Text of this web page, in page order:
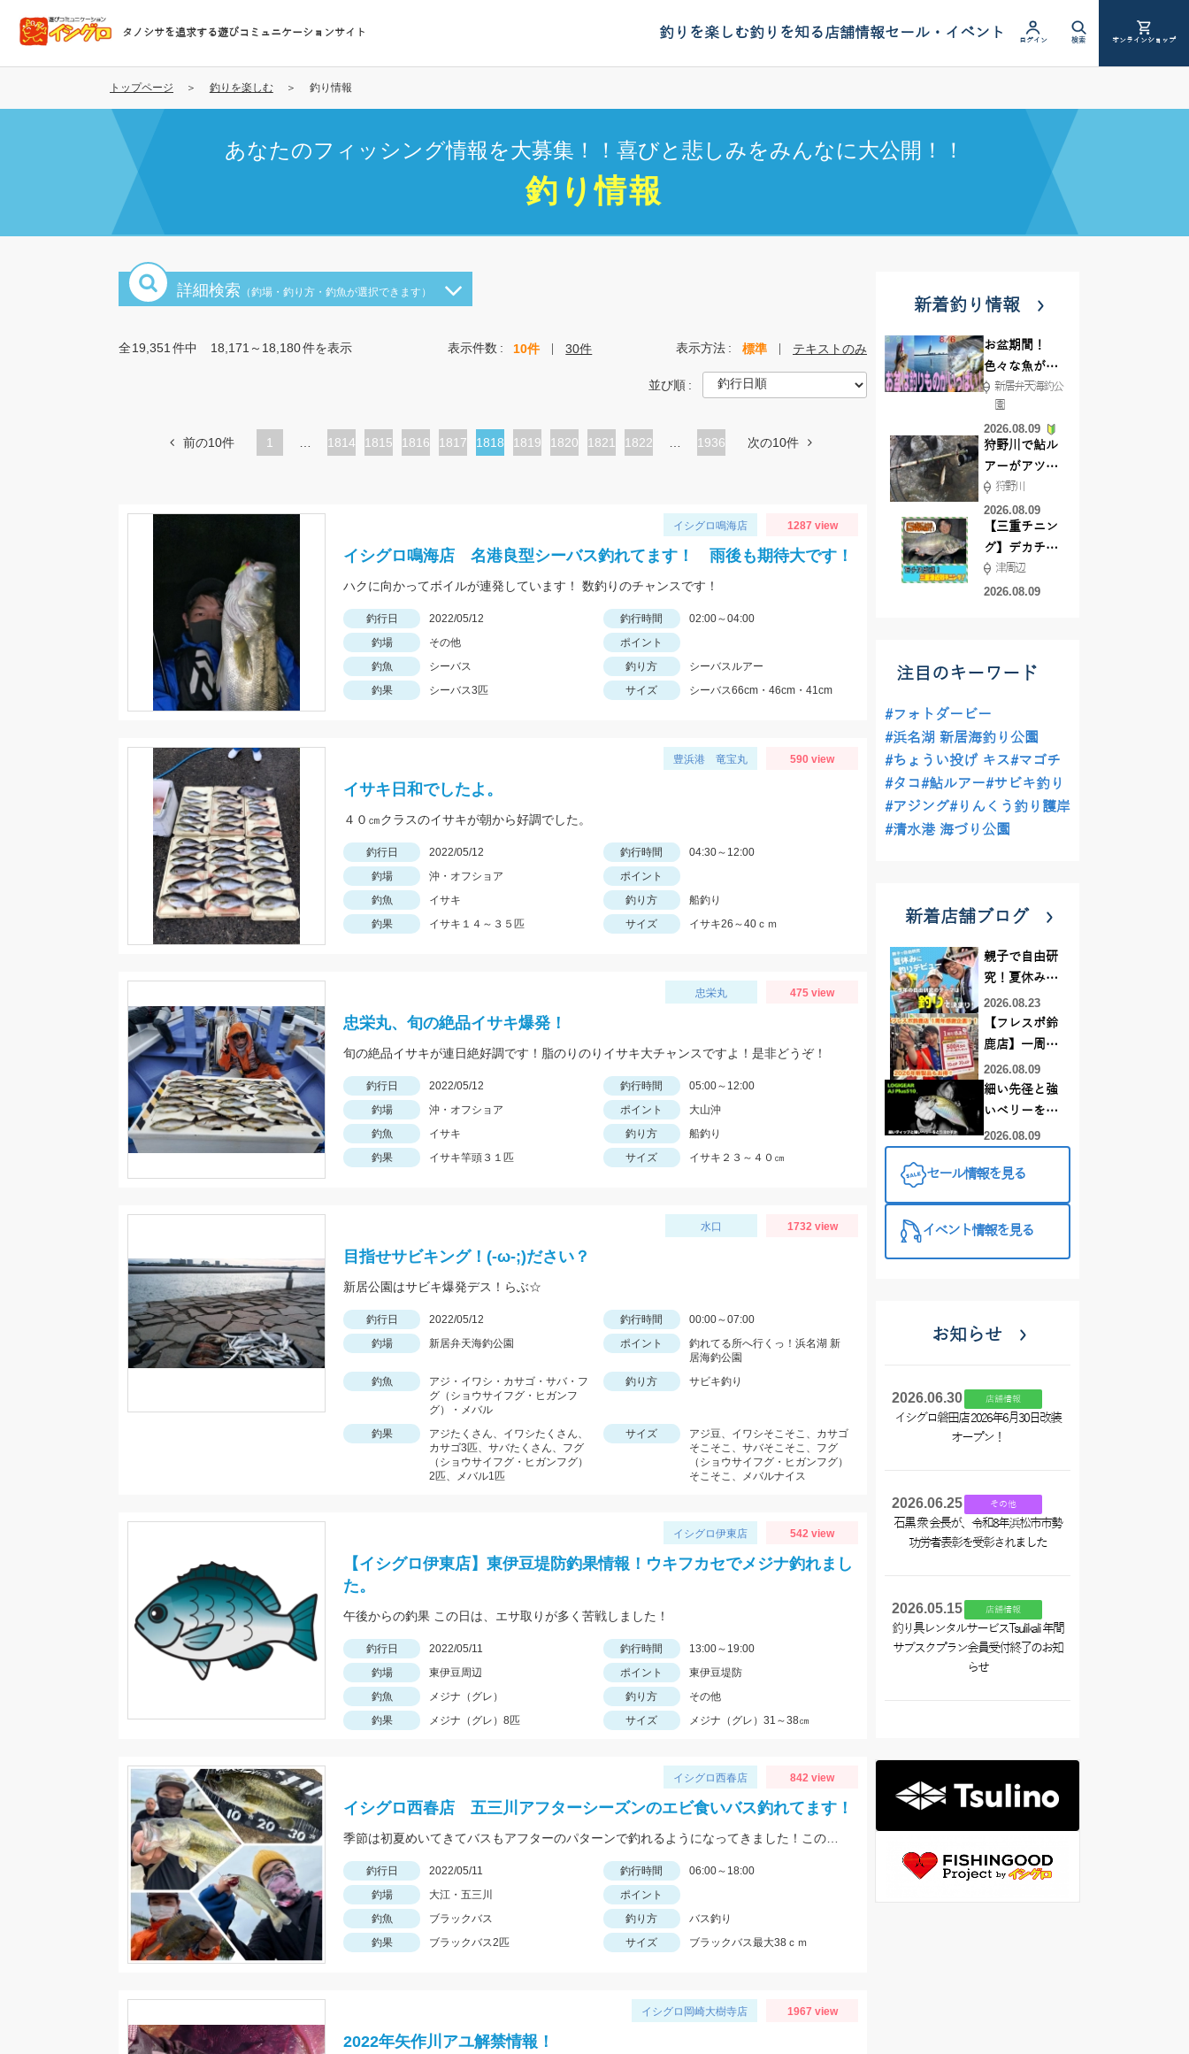
コ
テ
タノシサを追求する遊びコミュニケーションサイト 釣りを楽しむ釣りを知る店舗情報セール・イベント ログイン 検索 オンラインショップ
トップページ 釣りを楽しむ 釣り情報
あなたのフィッシング情報を大募集！！喜びと悲しみをみんなに大公開！！
釣り情報
詳細検索 （釣場・釣り方・釣魚が選択できます）
全19,351 件中 18,171～18,180件を表示 表示件数 10件 30件 表示方法 標準 テキストのみ
並び順
前の10件 1
ペ
1814
ペ
1815
ペ
1816
ペ
1817
カ
ペ
1818
ペ
1819
ペ
1820
ペ
1821
ペ
1822 1936 次の10件
イシグロ鳴海店 1287 view
イシグロ鳴海店 名港良型シーバス釣れてます！ 雨後も期待大です！
ハクに向かってボイルが連発しています！ 数釣りのチャンスです！
釣行日 2022/05/12 釣行時間
02:00～04:00
釣場
その他
ポイント
釣魚
シーバス 釣り方
シーバスルアー
釣果
シーバス3匹 サイズ シーバス66cm・46cm・41cm
豊浜港 竜宝丸 590 view
イサキ日和でしたよ。
４０㎝クラスのイサキが朝から好調でした。
釣行日 2022/05/12 釣行時間
04:30～12:00
釣場
沖・オフショア
ポイント
釣魚
イサキ 釣り方
船釣り
釣果
イサキ１４～３５匹 サイズ イサキ26～40ｃｍ
忠栄丸 475 view
忠栄丸、旬の絶品イサキ爆発！
旬の絶品イサキが連日絶好調です！脂のりのりイサキ大チャンスですよ！是非どうぞ！
釣行日 2022/05/12 釣行時間
05:00～12:00
釣場
沖・オフショア ポイント
大山沖
釣魚
イサキ 釣り方
船釣り
釣果
イサキ竿頭３１匹 サイズ イサキ２３～４０㎝
水口 1732 view
目指せサビキング！(-ω-;)ださい？
新居公園はサビキ爆発デス！らぶ☆
釣行日 2022/05/12 釣行時間
00:00～07:00
釣場
新居弁天海釣公園 ポイント
釣れてる所へ行くっ！浜名湖 新
居海釣公園
釣魚
アジ・イワシ・カサゴ・サバ・フ
グ（ショウサイフグ・ヒガンフ
グ）・メバル
釣り方 サビキ釣り
釣果
アジたくさん、イワシたくさん、
カサゴ3匹、サバたくさん、フグ
（ショウサイフグ・ヒガンフグ）
2匹、メバル1匹
サイズ
アジ豆、イワシそこそこ、カサゴ
そこそこ、サバそこそこ、フグ
（ショウサイフグ・ヒガンフグ）
そこそこ、メバルナイス
イシグロ伊東店 542 view
【イシグロ伊東店】東伊豆堤防釣果情報！ウキフカセでメジナ釣れまし
た。
午後からの釣果 この日は、エサ取りが多く苦戦しました！
釣行日 2022/05/11 釣行時間
13:00～19:00
釣場
東伊豆周辺 ポイント
東伊豆堤防
釣魚
メジナ（グレ） 釣り方
その他
釣果
メジナ（グレ）8匹 サイズ メジナ（グレ）31～38㎝
イシグロ西春店 842 view
イシグロ西春店 五三川アフターシーズンのエビ食いバス釣れてます！
釣行日 2022/05/11 釣行時間
06:00～18:00
釣場
大江・五三川
ポイント
釣魚
ブラックバス 釣り方
バス釣り
釣果
ブラックバス2匹 サイズ ブラックバス最大38ｃｍ
イシグロ岡崎大樹寺店 1967 view
2022年矢作川アユ解禁情報！
新着釣り情報
お盆期間！
色々な魚が沢
山釣れてます
よ！
新居弁天海釣公
園
2026.08.09
狩野川で鮎ル
アーがアツ
い！！
狩野川
2026.08.09
【三重チニン
グ】デカチヌ
狙いにはあの
ワーム！
津周辺
2026.08.09
注目のキーワード
#フォトダービー
#浜名湖 新居海釣り公園
#ちょうい投げ キス#マゴチ
#タコ#鮎ルアー#サビキ釣り
#アジング#りんくう釣り護岸
#清水港 海づり公園
新着店舗ブログ
親子で自由研
究！夏休みに
釣りデビュー
2026.08.23
【フレスポ鈴
鹿店】一周年
記念セール開
催中！新製品
ルアーロッド
もお買い
得！！！
2026.08.09
細い先径と強
いベリーをど
う活かすか |
プラス510の
2026.08.09
セール情報を見る
イベント情報を見る
お知らせ
2026.06.30 店舗情報
イシグロ磐田店 2026年6月30日改装
オープン！
2026.06.25 その他
石黒 衆 会長が、令和8年浜松市市勢
功労者表彰を受彰されました
2026.05.15 店舗情報
釣り具レンタルサービスTsulikali 年間
サブスクプラン会員受付終了のお知
らせ